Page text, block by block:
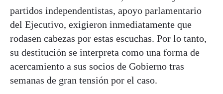
partidos independentistas, apoyo parlamentario
del Ejecutivo, exigieron inmediatamente que
rodasen cabezas por estas escuchas. Por lo tanto,
su destitución se interpreta como una forma de
acercamiento a sus socios de Gobierno tras
semanas de gran tensión por el caso.